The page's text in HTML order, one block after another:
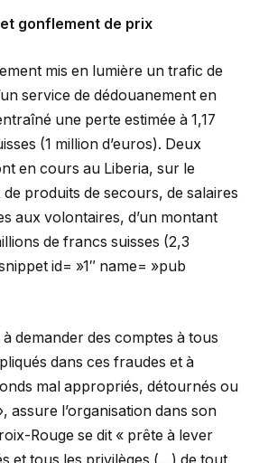
gonflement de prix
mis en lumière un trafic de
service de dédouanement en
une perte estimée à 1,17
(1 million d’euros). Deux
en cours au Liberia, sur le
produits de secours, de salaires
aux volontaires, d’un montant
de francs suisses (2,3
id= »1″ name= »pub
à demander des comptes à tous
dans ces fraudes et à
mal appropriés, détournés ou
assure l’organisation dans son
Rouge se dit « prête à lever
et tous les privilèges (…) de tout